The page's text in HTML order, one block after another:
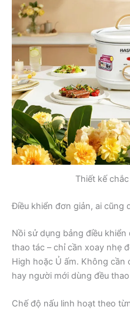
Thiết kế
Điều khiển đơn giản, ai cũng
Nồi sử dụng bảng điều
thao tác – chỉ cần xoay nhẹ
High hoặc Ủ ấm. Không
hay người mới dùng đều
Chế độ nấu linh hoạt theo